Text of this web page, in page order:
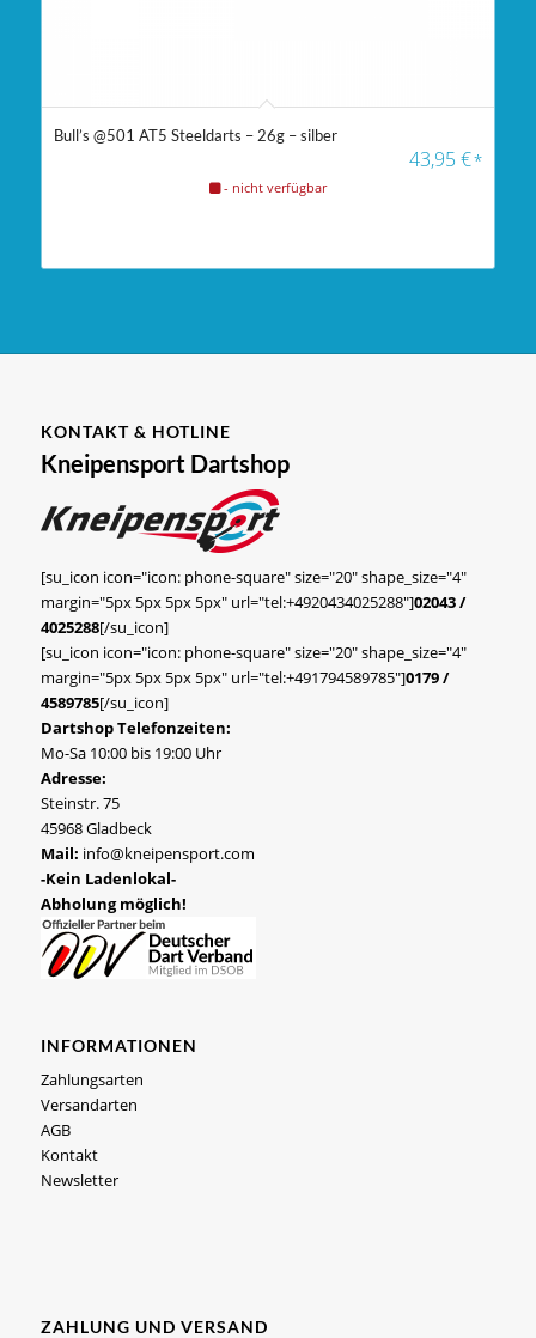
Bull’s @501 AT5 Steeldarts – 26g – silber
43,95€*
- nicht verfügbar
KONTAKT & HOTLINE
Kneipensport Dartshop
[su_icon icon="icon: phone-square" size="20" shape_size="4"
margin="5px 5px 5px 5px" url="tel:+4920434025288"]02043 /
4025288[/su_icon]
[su_icon icon="icon: phone-square" size="20" shape_size="4"
margin="5px 5px 5px 5px" url="tel:+491794589785"]0179 /
4589785[/su_icon]
Dartshop Telefonzeiten:
Mo-Sa 10:00 bis 19:00 Uhr
Adresse:
Steinstr. 75
45968 Gladbeck
Mail: info@kneipensport.com
-Kein Ladenlokal-
Abholung möglich!
INFORMATIONEN
Zahlungsarten
Versandarten
AGB
Kontakt
Newsletter
ZAHLUNG UND VERSAND